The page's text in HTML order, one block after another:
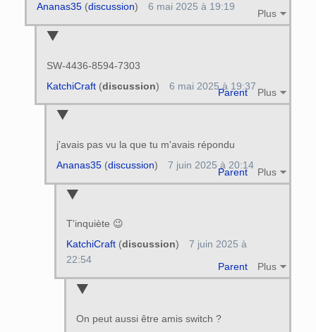
Plus
Ananas35(discussion) 6 mai 2025 à 19:19
SW-4436-8594-7303
Parent Plus
KatchiCraft(discussion) 6 mai 2025 à 19:37
j'avais pas vu la que tu m'avais répondu
Parent Plus
Ananas35(discussion) 7 juin 2025 à 20:14
T'inquiète 😉
Parent Plus
KatchiCraft(discussion)
7 juin 2025 à
22:54
On peut aussi être amis switch ?